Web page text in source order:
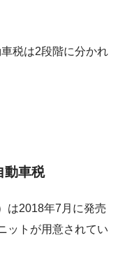
税は2段階に分かれ
動車税
は2018年7月に発売
ットが用意されてい